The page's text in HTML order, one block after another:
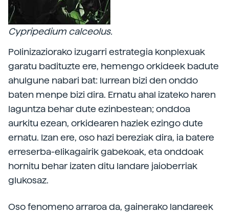
Cypripedium calceolus.
Polinizaziorako izugarri estrategia konplexuak
garatu badituzte ere, hemengo orkideek badute
ahulgune nabari bat: lurrean bizi den onddo
baten menpe bizi dira. Ernatu ahal izateko haren
laguntza behar dute ezinbestean; onddoa
aurkitu ezean, orkidearen haziek ezingo dute
ernatu. Izan ere, oso hazi bereziak dira, ia batere
erreserba-elikagairik gabekoak, eta onddoak
hornitu behar izaten ditu landare jaioberriak
glukosaz.
Oso fenomeno arraroa da, gainerako landareek